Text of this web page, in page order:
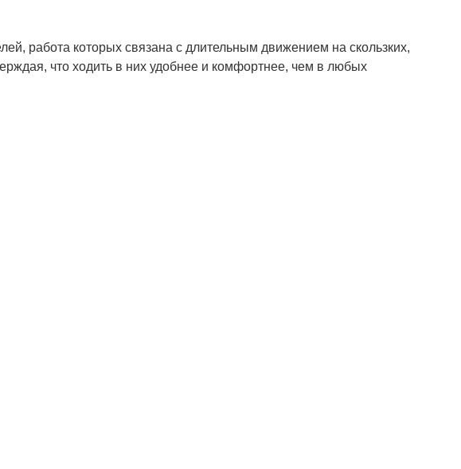
работа которых связана с длительным движением на скользких,
что ходить в них удобнее и комфортнее, чем в любых